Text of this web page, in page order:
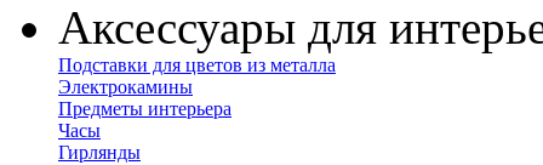
Аксессуары для
Подставки для цветов из металла
Электрокамины
Предметы интерьера
Часы
Гирлянды